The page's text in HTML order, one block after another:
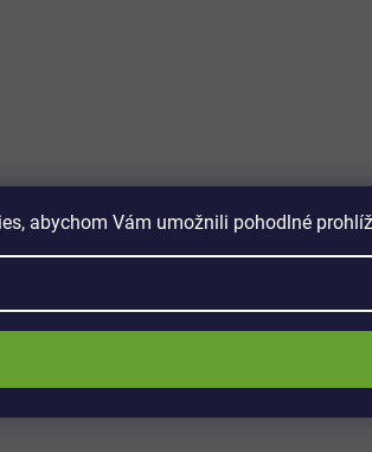
abychom Vám umožnili pohodlné